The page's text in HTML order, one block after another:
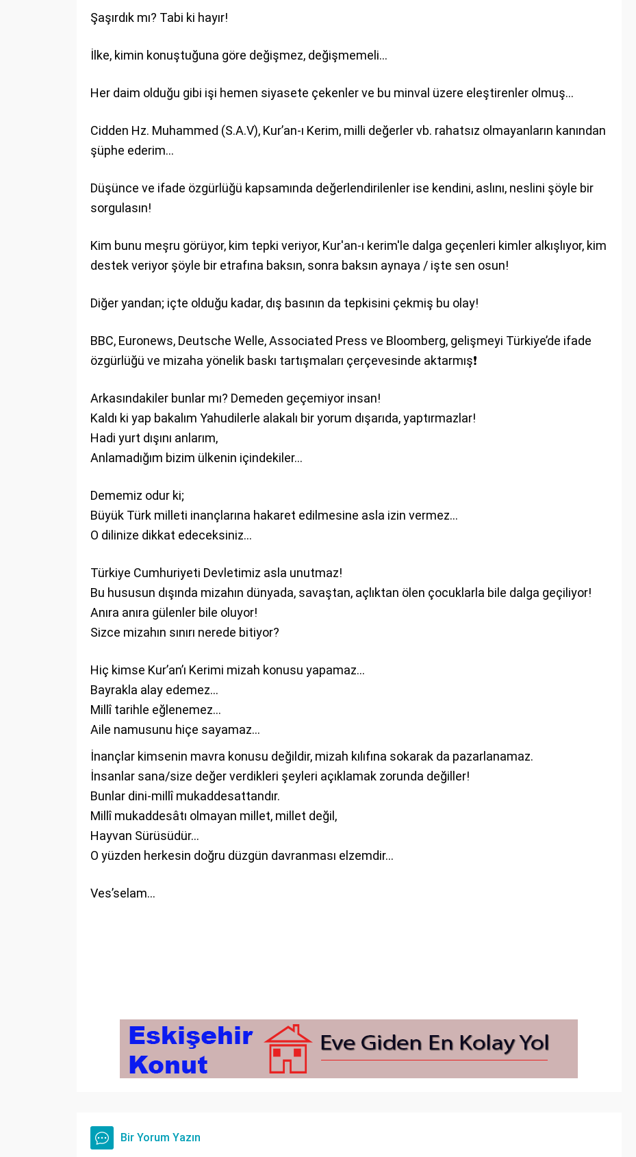
Şaşırdık mı? Tabi ki hayır!
İlke, kimin konuştuğuna göre değişmez, değişmemeli...
Her daim olduğu gibi işi hemen siyasete çekenler ve bu minval üzere eleştirenler olmuş…
Cidden Hz. Muhammed (S.A.V), Kur’an-ı Kerim, milli değerler vb. rahatsız olmayanların kanından
şüphe ederim…
Düşünce ve ifade özgürlüğü kapsamında değerlendirilenler ise kendini, aslını, neslini şöyle bir
sorgulasın!
Kim bunu meşru görüyor, kim tepki veriyor, Kur'an-ı kerim'le dalga geçenleri kimler alkışlıyor, kim
destek veriyor şöyle bir etrafına baksın, sonra baksın aynaya / işte sen osun!
Diğer yandan; içte olduğu kadar, dış basının da tepkisini çekmiş bu olay!
BBC, Euronews, Deutsche Welle, Associated Press ve Bloomberg, gelişmeyi Türkiye’de ifade
özgürlüğü ve mizaha yönelik baskı tartışmaları çerçevesinde aktarmış❗️
Arkasındakiler bunlar mı? Demeden geçemiyor insan!
Kaldı ki yap bakalım Yahudilerle alakalı bir yorum dışarıda, yaptırmazlar!
Hadi yurt dışını anlarım,
Anlamadığım bizim ülkenin içindekiler…
Dememiz odur ki;
Büyük Türk milleti inançlarına hakaret edilmesine asla izin vermez…
O dilinize dikkat edeceksiniz…
Türkiye Cumhuriyeti Devletimiz asla unutmaz!
Bu hususun dışında mizahın dünyada, savaştan, açlıktan ölen çocuklarla bile dalga geçiliyor!
Anıra anıra gülenler bile oluyor!
Sizce mizahın sınırı nerede bitiyor?
Hiç kimse Kur’an’ı Kerimi mizah konusu yapamaz…
Bayrakla alay edemez…
Millî tarihle eğlenemez…
Aile namusunu hiçe sayamaz…
İnançlar kimsenin mavra konusu değildir, mizah kılıfına sokarak da pazarlanamaz.
İnsanlar sana/size değer verdikleri şeyleri açıklamak zorunda değiller!
Bunlar dini-millî mukaddesattandır.
Millî mukaddesâtı olmayan millet, millet değil,
Hayvan Sürüsüdür…
O yüzden herkesin doğru düzgün davranması elzemdir…
Ves’selam…
Bir Yorum Yazın